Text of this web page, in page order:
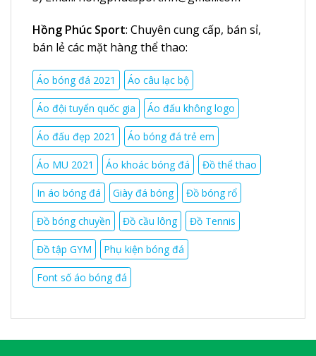
Hồng Phúc Sport: Chuyên cung cấp, bán sỉ,
bán lẻ các mặt hàng thể thao:
Áo bóng đá 2021 Áo câu lạc bộ
Áo đội tuyển quốc gia Áo đấu không logo
Áo đấu đẹp 2021 Áo bóng đá trẻ em
Áo MU 2021 Áo khoác bóng đá Đồ thể thao
In áo bóng đá Giày đá bóng Đồ bóng rổ
Đồ bóng chuyền Đồ cầu lông Đồ Tennis
Đồ tập GYM Phụ kiện bóng đá
Font số áo bóng đá